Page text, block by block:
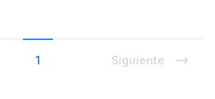
1 Siguiente